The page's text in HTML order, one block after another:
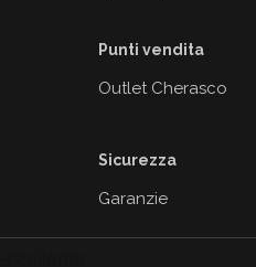
Punti vendita
Outlet Cherasco
Sicurezza
Garanzie